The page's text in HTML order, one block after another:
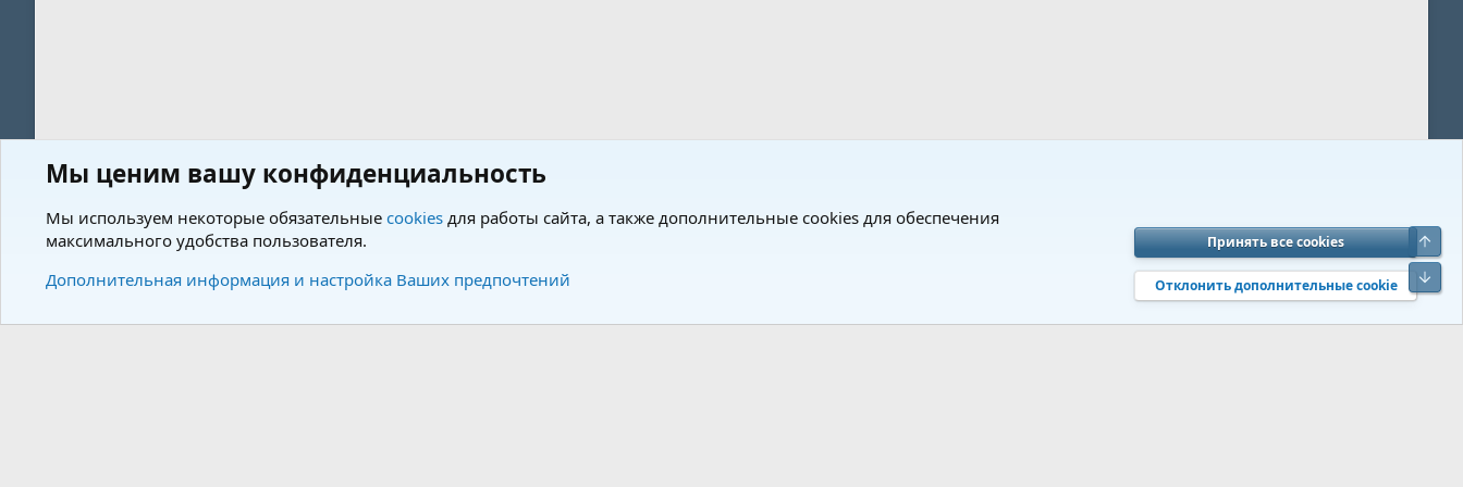
Политика конфиденциальности Помощь
R
S
Мы ценим вашу конфиденциальность
Мы используем некоторые обязательные cookies для работы сайта, а также дополнительные cookies для обеспечения
максимального удобства пользователя.
Дополнительная информация и настройка Ваших предпочтений
Принять все cookies
Отклонить дополнительные cookie